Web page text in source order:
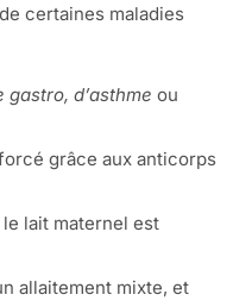
certaines maladies
gastro, d’asthme ou
grâce aux anticorps
lait maternel est
allaitement mixte, et